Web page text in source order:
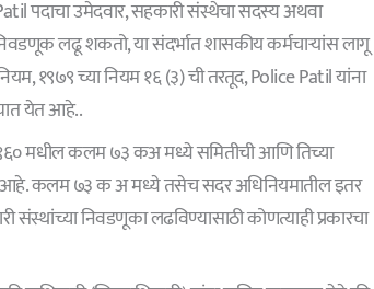
पदाचा उमेदवार, सहकारी संस्थेचा सदस्य अथवा
लढू शकतो, या संदर्भात शासकीय कर्मचाऱ्यांस लागू
१९७९ च्या नियम १६ (३) ची तरतूद, Police Patil यांना
येत आहे..
१९६० मधील कलम ७३ कअ मध्ये समितीची आणि तिच्या
आहे. कलम ७३ क अ मध्ये तसेच सदर अधिनियमातील इतर
निवडणूका लढविण्यासाठी कोणत्याही प्रकारचा